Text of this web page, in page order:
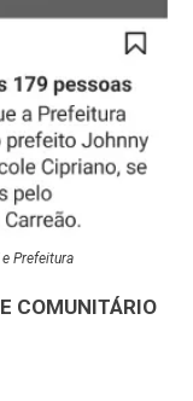
Prefeitura
COMUNITÁRIO